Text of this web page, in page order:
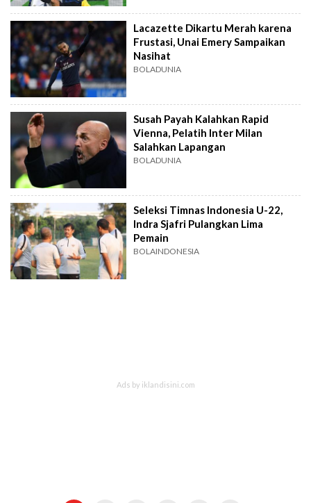
Lacazette Dikartu Merah karena
Frustasi, Unai Emery Sampaikan
Nasihat
BOLADUNIA
Susah Payah Kalahkan Rapid
Vienna, Pelatih Inter Milan
Salahkan Lapangan
BOLADUNIA
Seleksi Timnas Indonesia U-22,
Indra Sjafri Pulangkan Lima
Pemain
BOLAINDONESIA